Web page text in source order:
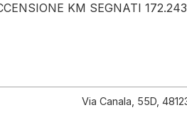
KM SEGNATI
Via Canala, 55D,